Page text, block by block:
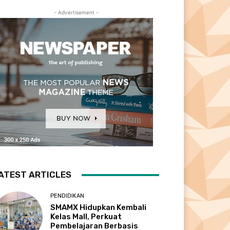
- Advertisement -
ARTICLES
PENDIDIKAN
SMAMX Hidupkan Kembali
Kelas Mall, Perkuat
Pembelajaran Berbasis